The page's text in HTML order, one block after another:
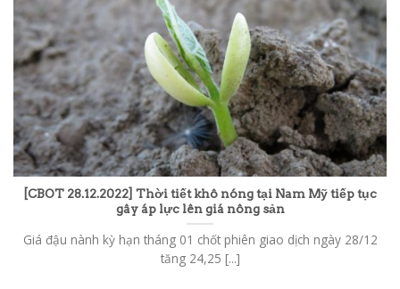
[CBOT 28.12.2022] Thời tiết khô nóng tại Nam Mỹ tiếp tục
gây áp lực lên giá nông sản
Giá đậu nành kỳ hạn tháng 01 chốt phiên giao dịch ngày 28/12
tăng 24,25 [...]